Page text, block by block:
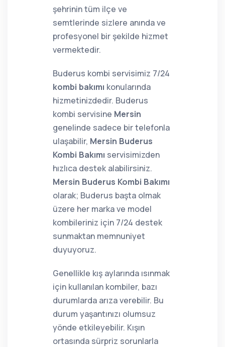
şehrinin tüm ilçe ve
semtlerinde sizlere anında ve
profesyonel bir şekilde hizmet
vermektedir.
Buderus kombi servisimiz 7/24
kombi bakımı konularında
hizmetinizdedir. Buderus
kombi servisine Mersin
genelinde sadece bir telefonla
ulaşabilir, Mersin Buderus
Kombi Bakımı servisimizden
hızlıca destek alabilirsiniz.
Mersin Buderus Kombi Bakımı
olarak; Buderus başta olmak
üzere her marka ve model
kombileriniz için 7/24 destek
sunmaktan memnuniyet
duyuyoruz.
Genellikle kış aylarında ısınmak
için kullanılan kombiler, bazı
durumlarda arıza verebilir. Bu
durum yaşantınızı olumsuz
yönde etkileyebilir. Kışın
ortasında sürpriz sorunlarla